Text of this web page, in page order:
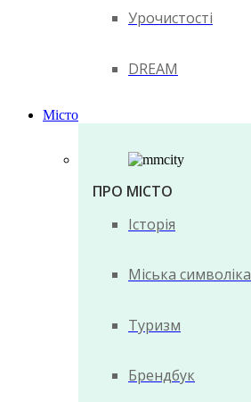
Урочистості
DREAM
Місто
ПРО МІСТО
Історія
Міська символіка
Туризм
Брендбук